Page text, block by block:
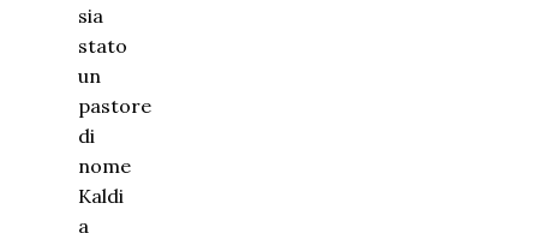
sia
stato
un
pastore
di
nome
Kaldi
a